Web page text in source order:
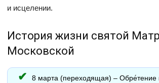
и исцелении.
История жизни святой
Московской
8 марта (переходящая) –